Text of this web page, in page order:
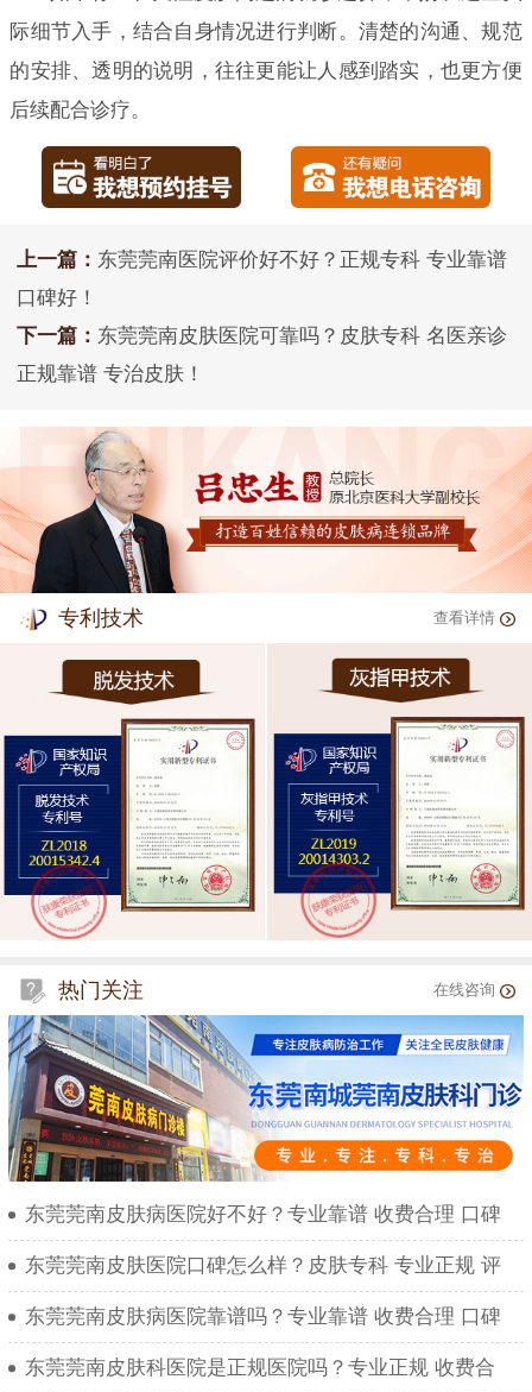
际细节入手，结合自身情况进行判断。清楚的沟通、规范
的安排、透明的说明，往往更能让人感到踏实，也更方便
后续配合诊疗。
上一篇： 东莞莞南医院评价好不好？正规专科 专业靠谱
口碑好！
下一篇： 东莞莞南皮肤医院可靠吗？皮肤专科 名医亲诊
正规靠谱 专治皮肤！
专利技术 查看详情
热门关注 在线咨询
东莞莞南皮肤病医院好不好？专业靠谱 收费合理 口碑
东莞莞南皮肤医院口碑怎么样？皮肤专科 专业正规 评
东莞莞南皮肤病医院靠谱吗？专业靠谱 收费合理 口碑
东莞莞南皮肤科医院是正规医院吗？专业正规 收费合